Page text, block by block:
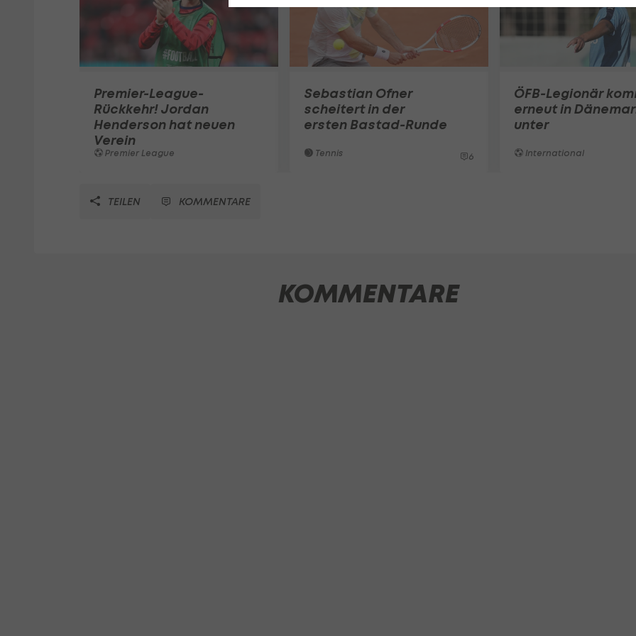
Premier-League-
Rückkehr! Jordan
Henderson hat neuen
Verein
Premier League
Sebastian Ofner
scheitert in der
ersten Bastad-Runde
Tennis 6
ÖFB-Legionär
erneut in
unter
International
TEILEN KOMMENTARE
KOMMENTARE